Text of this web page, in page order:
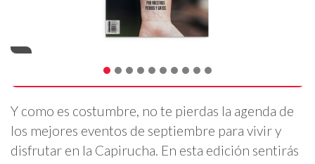
Y como es costumbre, no te pierdas la agenda de
los mejores eventos de septiembre para vivir y
disfrutar en la Capirucha. En esta edición sentirás